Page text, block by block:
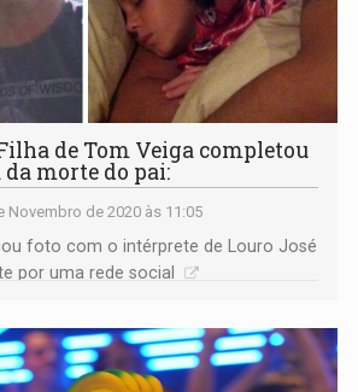
Filha de Tom Veiga completou
da morte do pai:
Novembro de 2020 às 11:05
foto com o intérprete de Louro José
por uma rede social